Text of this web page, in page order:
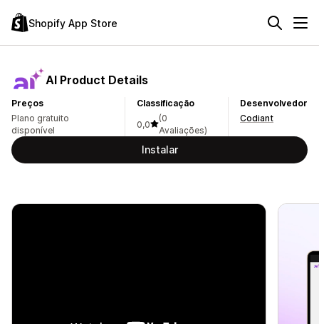
Shopify App Store
AI Product Details
Preços
Plano gratuito
disponível
Classificação
0,0
(0
Avaliações)
Desenvolvedor
Codiant
Instalar